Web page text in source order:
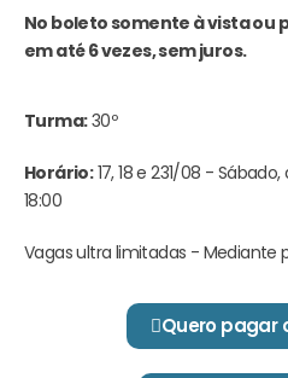
No boleto somente à vista
em até 6 vezes, sem juros.
Turma:30º
Horário:17, 18 e 231/08 -
18:00
Vagas ultra limitadas - Mediante
limitado, inscreva-se
profissional.
Esta oferta expira em:Quero pagar